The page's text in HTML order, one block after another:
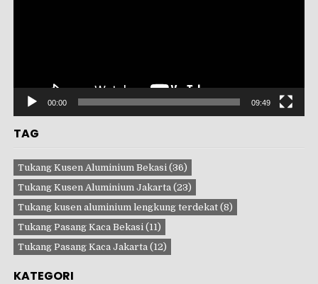
00:00 09:49
TAG
Tukang Kusen Aluminium Bekasi (36)
Tukang Kusen Aluminium Jakarta (23)
Tukang kusen aluminium lengkung terdekat (8)
Tukang Pasang Kaca Bekasi (11)
Tukang Pasang Kaca Jakarta (12)
KATEGORI